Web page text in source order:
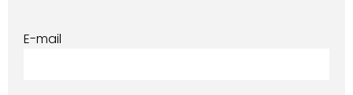
E-mail